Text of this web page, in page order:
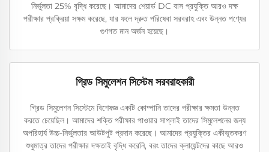
নির্ভুলতা 25% বৃদ্ধি করেছে। আমাদের শেয়ার্ড DC বাস প্রযুক্তি আরও দক্ষ
পরীক্ষার প্রক্রিয়া সক্ষম করেছে, যার ফলে দ্রুত পরিষেবা সরবরাহ এবং উন্নত পণ্যের
গুণগত মান অর্জন হয়েছে।
গ্রিড সিমুলেশন সিস্টেম সরবরাহকারী
গ্রিড সিমুলেশন সিস্টেমে বিশেষজ্ঞ একটি কোম্পানি তাদের পরীক্ষার ক্ষমতা উন্নত
করতে চেয়েছিল। আমাদের শক্তি পরীক্ষার পাওয়ার সাপ্লাই তাদের সিমুলেশনের জন্য
অপরিহার্য উচ্চ-নির্ভুলতার আউটপুট প্রদান করেছে। আমাদের প্রযুক্তির একীভূতকরণ
শুধুমাত্র তাদের পরীক্ষার দক্ষতাই বৃদ্ধি করেনি, বরং তাদের ক্লায়েন্টদের কাছে আরও